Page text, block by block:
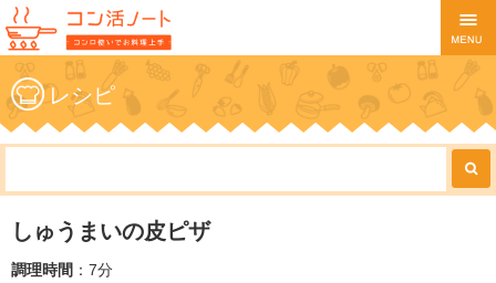
レシピ
しゅうまいの皮ピザ
調理時間 ：7分